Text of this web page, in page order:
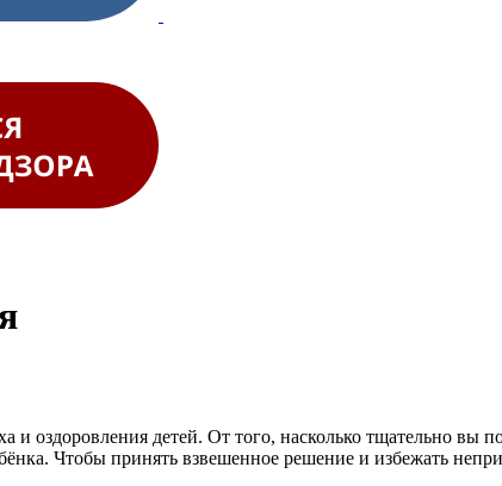
оздоровления детей. От того, насколько тщательно вы
Чтобы принять взвешенное решение и избежать